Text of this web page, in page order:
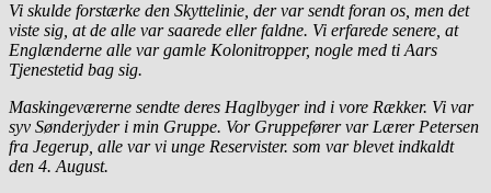
Vi skulde forstærke den Skyttelinie, der var sendt foran os, men det
viste sig, at de alle var saarede eller faldne. Vi erfarede senere, at
Englænderne alle var gamle Kolonitropper, nogle med ti Aars
Tjenestetid bag sig.
Maskingeværerne sendte deres Haglbyger ind i vore Rækker. Vi var
syv Sønderjyder i min Gruppe. Vor Gruppefører var Lærer Petersen
fra Jegerup, alle var vi unge Reservister. som var blevet indkaldt
den 4. August.